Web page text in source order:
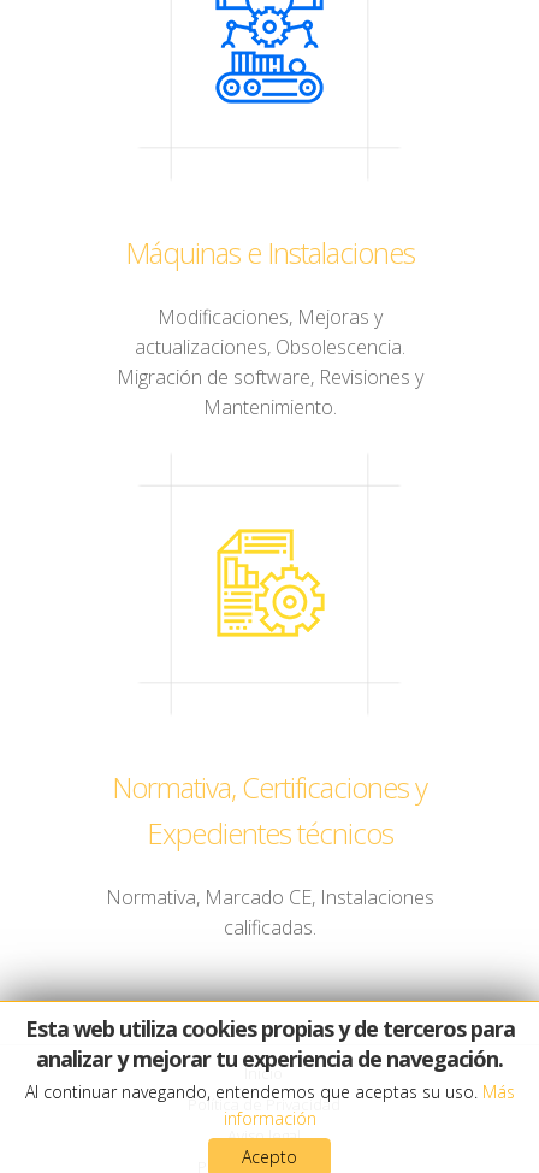
Máquinas e Instalaciones
Modificaciones, Mejoras y
actualizaciones, Obsolescencia.
Migración de software, Revisiones y
Mantenimiento.
Normativa, Certificaciones y
Expedientes técnicos
Normativa, Marcado CE, Instalaciones
calificadas.
Esta web utiliza cookies propias y de terceros para
analizar y mejorar tu experiencia de navegación.
Al continuar navegando, entendemos que aceptas su uso. Más
información
Acepto
Inicio
Política de Privacidad
Aviso legal
Política de cookies